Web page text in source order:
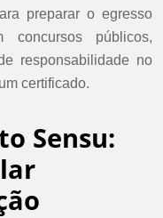
preparar o egresso
públicos,
responsabilidade no
certificado.
Sensu: